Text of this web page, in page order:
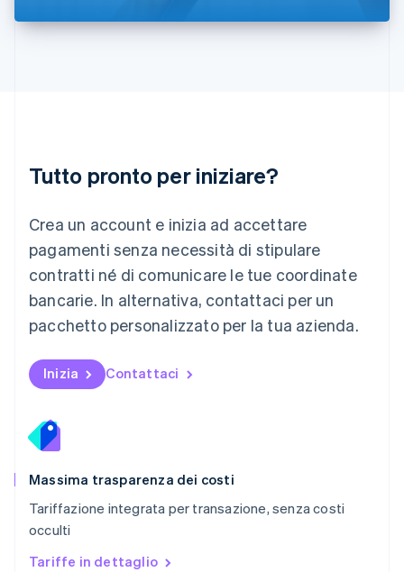
Tutto pronto per iniziare?
Crea un account e inizia ad accettare
pagamenti senza necessità di stipulare
contratti né di comunicare le tue coordinate
bancarie. In alternativa, contattaci per un
pacchetto personalizzato per la tua azienda.
Inizia Contattaci
Massima trasparenza dei costi
Tariffazione integrata per transazione, senza costi
occulti
Tariffe in dettaglio
Liechtenstein
Malta
English
EspañolEnglish
Norvegia
English
Nuova Zelanda
English
NederlandsEnglish
English
Portogallo
RAS di Hong Kong, Cina
English
English
English
Romania
English